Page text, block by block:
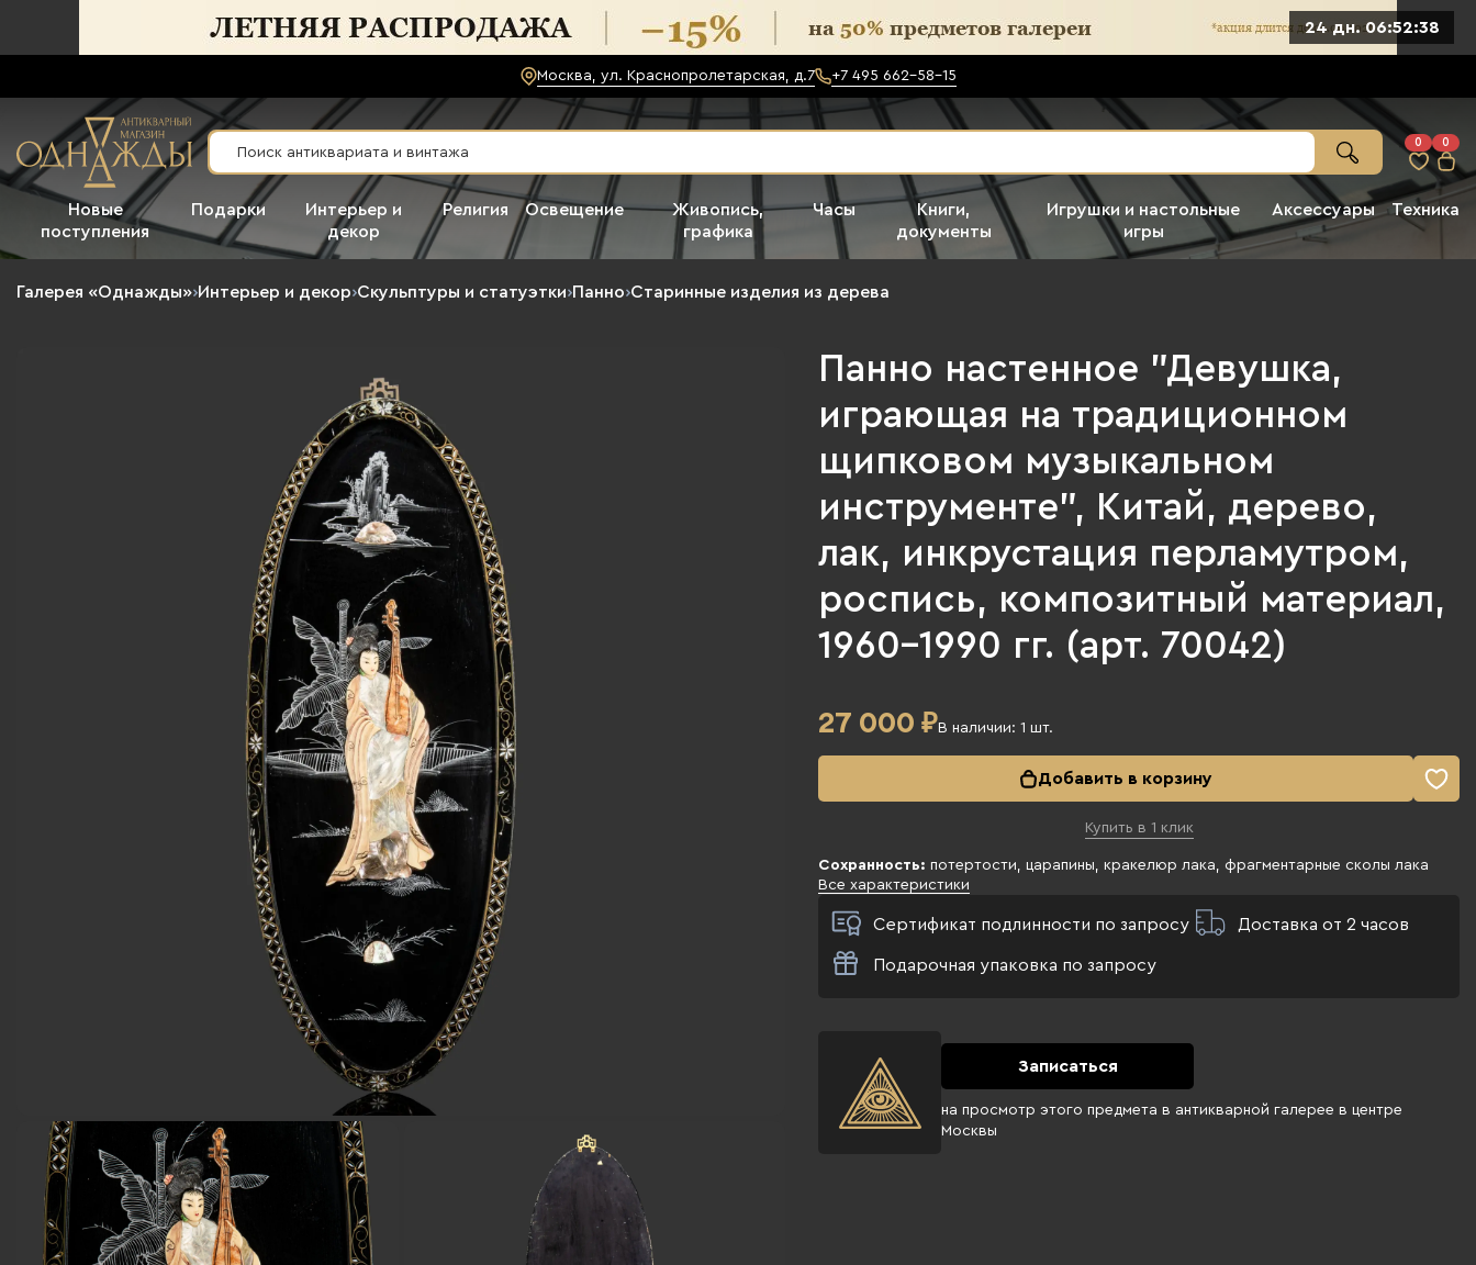
24 дн. 06:52:37
Москва, ул. Краснопролетарская, д.7 +7 495 662-58-15
0 0
Новые
поступления
Подарки
Интерьер и
декор
Религия Освещение
Живопись,
графика
Часы
Книги,
документы
Игрушки и настольные
игры
Аксессуары Техника
Галерея «Однажды»›Интерьер и декор›Скульптуры и статуэтки›Панно›Старинные изделия из дерева
Панно настенное "Девушка,
играющая на традиционном
щипковом музыкальном
инструменте", Китай, дерево,
лак, инкрустация перламутром,
роспись, композитный материал,
1960-1990 гг. (арт. 70042)
27 000 ₽В наличии: 1 шт.
Добавить в корзину
Купить в 1 клик
Сохранность: потертости, царапины, кракелюр лака, фрагментарные сколы лака
Все характеристики
Сертификат подлинности по запросу Доставка от 2 часов
Подарочная упаковка по запросу
Записаться
на просмотр этого предмета в антикварной галерее в центре
Москвы